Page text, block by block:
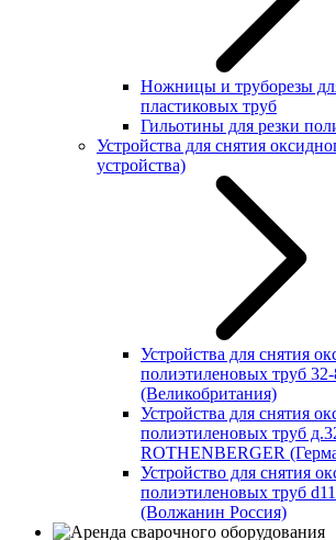
Ножницы и труборезы
пластиковых труб
Гильотины для резки
Устройства для снятия
устройства)
Устройства для снятия
полиэтиленовых труб
(Великобритания)
Устройства для снятия
полиэтиленовых труб
ROTHENBERGER
Устройство для снятия
полиэтиленовых труб
(Волжанин Россия)